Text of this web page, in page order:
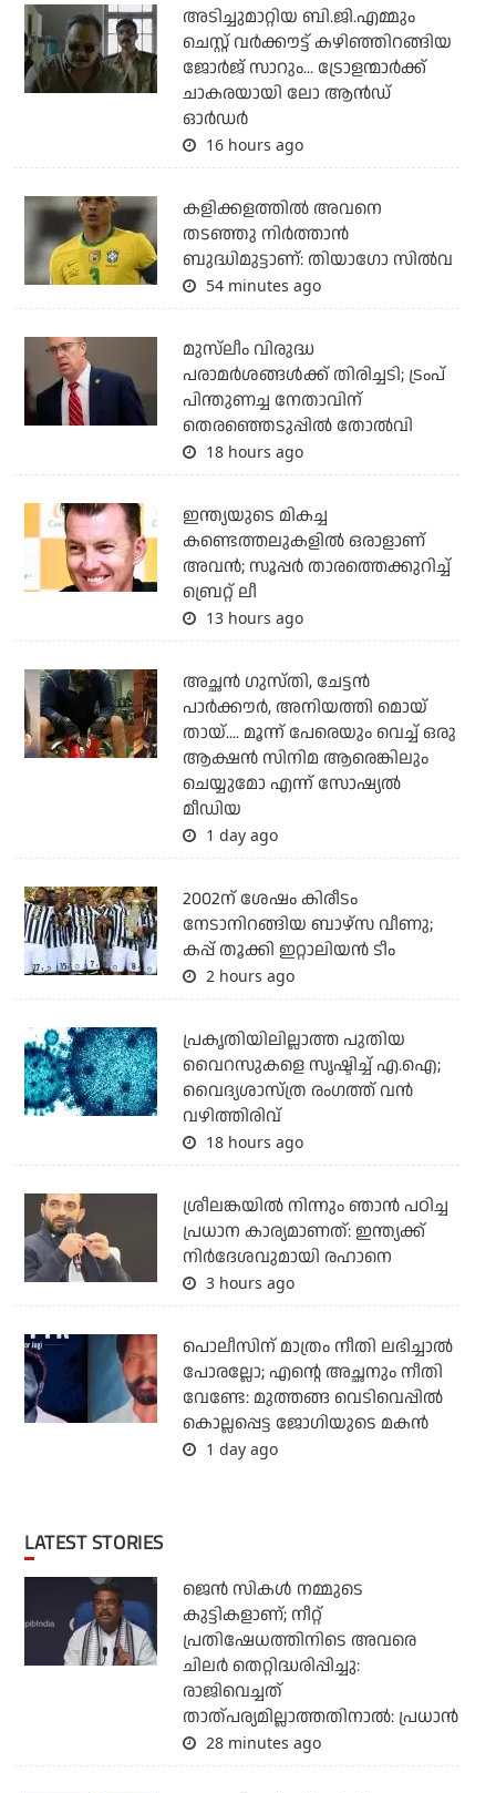
അടിച്ചുമാറ്റിയ ബി.ജി.എമ്മും
ചെസ്റ്റ് വര്‍ക്കൗട്ട് കഴിഞ്ഞിറങ്ങിയ
ജോര്‍ജ് സാറും... ട്രോളന്മാര്‍ക്ക്
ചാകരയായി ലോ ആന്‍ഡ്
ഓര്‍ഡര്‍
16 hours ago
കളിക്കളത്തില്‍ അവനെ
തടഞ്ഞു നിര്‍ത്താന്‍
ബുദ്ധിമുട്ടാണ്: തിയാഗോ സില്‍വ
54 minutes ago
മുസ്‌ലീം വിരുദ്ധ
പരാമര്‍ശങ്ങള്‍ക്ക് തിരിച്ചടി; ട്രംപ്
പിന്തുണച്ച നേതാവിന്
തെരഞ്ഞെടുപ്പില്‍ തോല്‍വി
18 hours ago
ഇന്ത്യയുടെ മികച്ച
കണ്ടെത്തലുകളില്‍ ഒരാളാണ്
അവന്‍; സൂപ്പര്‍ താരത്തെക്കുറിച്ച്
ബ്രെറ്റ് ലീ
13 hours ago
അച്ഛന്‍ ഗുസ്തി, ചേട്ടന്‍
പാര്‍ക്കൗര്‍, അനിയത്തി മൊയ്
തായ്.... മൂന്ന് പേരെയും വെച്ച് ഒരു
ആക്ഷന്‍ സിനിമ ആരെങ്കിലും
ചെയ്യുമോ എന്ന് സോഷ്യല്‍
മീഡിയ
1 day ago
2002ന് ശേഷം കിരീടം
നേടാനിറങ്ങിയ ബാഴ്സ വീണു;
കപ്പ് തൂക്കി ഇറ്റാലിയൻ ടീം
2 hours ago
പ്രകൃതിയിലില്ലാത്ത പുതിയ
വൈറസുകളെ സൃഷ്ടിച്ച് എ.ഐ;
വൈദ്യശാസ്ത്ര രംഗത്ത് വന്‍
വഴിത്തിരിവ്
18 hours ago
ശ്രീലങ്കയില്‍ നിന്നും ഞാന്‍ പഠിച്ച
പ്രധാന കാര്യമാണത്: ഇന്ത്യക്ക്
നിര്‍ദേശവുമായി രഹാനെ
3 hours ago
പൊലീസിന് മാത്രം നീതി ലഭിച്ചാല്‍
പോരല്ലോ; എന്റെ അച്ഛനും നീതി
വേണ്ടേ: മുത്തങ്ങ വെടിവെപ്പില്‍
കൊല്ലപ്പെട്ട ജോഗിയുടെ മകന്‍
1 day ago
LATEST STORIES
ജെന്‍ സികള്‍ നമ്മുടെ
കുട്ടികളാണ്; നീറ്റ്
പ്രതിഷേധത്തിനിടെ അവരെ
ചിലര്‍ തെറ്റിദ്ധരിപ്പിച്ചു:
രാജിവെച്ചത്
താത്പര്യമില്ലാത്തതിനാല്‍: പ്രധാന്‍
28 minutes ago